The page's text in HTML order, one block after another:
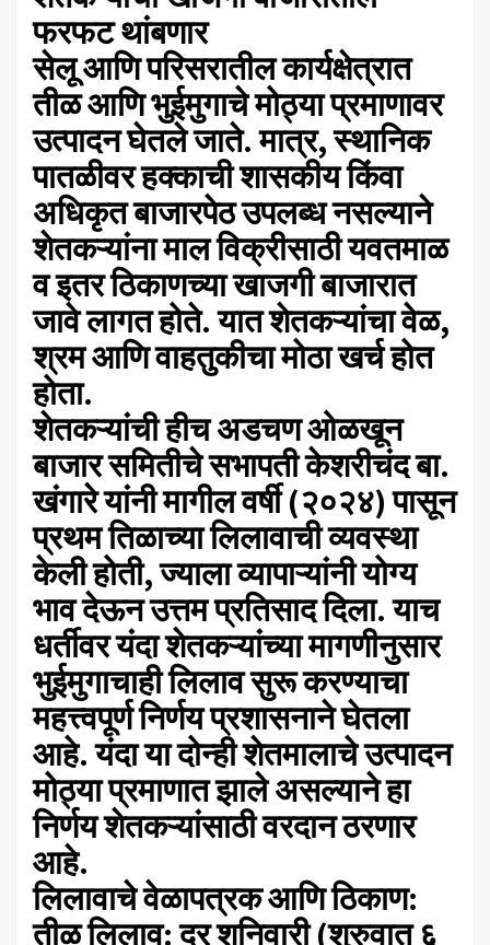
फरफट थांबणार
​सेलू आणि परिसरातील कार्यक्षेत्रात
तीळ आणि भुईमुगाचे मोठ्या प्रमाणावर
उत्पादन घेतले जाते. मात्र, स्थानिक
पातळीवर हक्काची शासकीय किंवा
अधिकृत बाजारपेठ उपलब्ध नसल्याने
शेतकऱ्यांना माल विक्रीसाठी यवतमाळ
व इतर ठिकाणच्या खाजगी बाजारात
जावे लागत होते. यात शेतकऱ्यांचा वेळ,
श्रम आणि वाहतुकीचा मोठा खर्च होत
होता.
​शेतकऱ्यांची हीच अडचण ओळखून
बाजार समितीचे सभापती केशरीचंद बा.
खंगारे यांनी मागील वर्षी (२०२४) पासून
प्रथम तिळाच्या लिलावाची व्यवस्था
केली होती, ज्याला व्यापाऱ्यांनी योग्य
भाव देऊन उत्तम प्रतिसाद दिला. याच
धर्तीवर यंदा शेतकऱ्यांच्या मागणीनुसार
भुईमुगाचाही लिलाव सुरू करण्याचा
महत्त्वपूर्ण निर्णय प्रशासनाने घेतला
आहे. यंदा या दोन्ही शेतमालाचे उत्पादन
मोठ्या प्रमाणात झाले असल्याने हा
निर्णय शेतकऱ्यांसाठी वरदान ठरणार
आहे.
​लिलावाचे वेळापत्रक आणि ठिकाण:
​तीळ लिलाव: दर शनिवारी (शुरुवात ६